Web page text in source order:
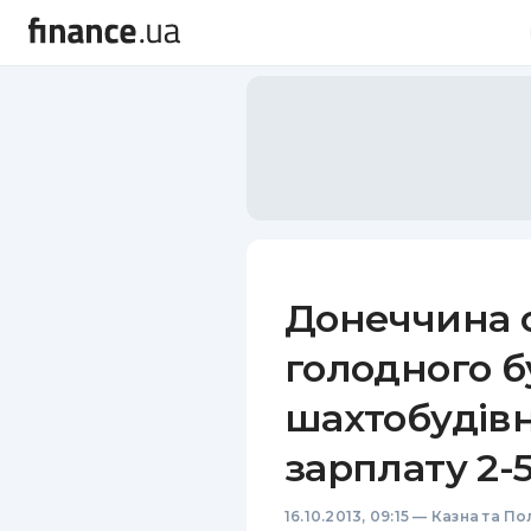
Донеччина
голодного
зарплату 2-
16.10.2013, 09:15 — Казна та